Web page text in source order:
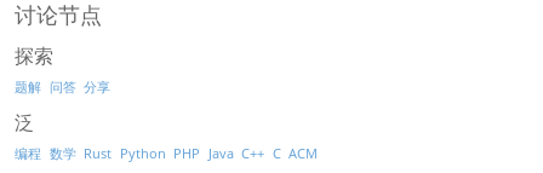
讨论节点
探索
题解 问答 分享
泛
编程 数学 Rust Python PHP Java C++ C ACM